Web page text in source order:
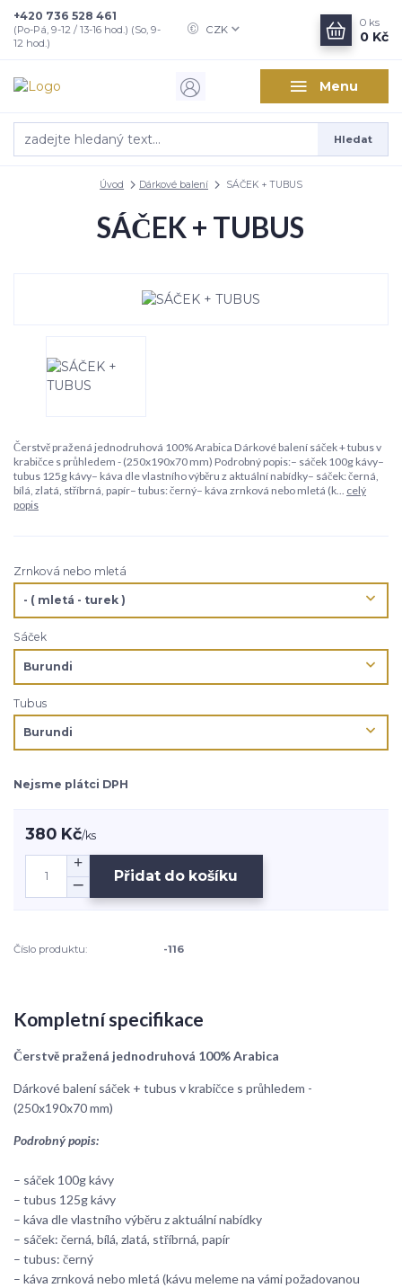
Menu
CZK
Hledat
+420 736 528 461
(Po-Pá, 9-12 / 13-16 hod.) (So, 9-
12 hod.)
0 ks
0 Kč
Úvod Dárkové balení SÁČEK + TUBUS
SÁČEK + TUBUS
Čerstvě pražená jednodruhová 100% Arabica Dárkové balení sáček + tubus v
krabičce s průhledem - (250x190x70 mm) Podrobný popis:– sáček 100g kávy–
tubus 125g kávy– káva dle vlastního výběru z aktuální nabídky– sáček: černá,
bílá, zlatá, stříbrná, papír– tubus: černý– káva zrnková nebo mletá (k... celý
popis
Zrnková nebo mletá
Sáček
Tubus
Nejsme plátci DPH
380 Kč/ks
Přidat do košíku
Číslo produktu: -116
Kompletní specifikace
Čerstvě pražená jednodruhová 100% Arabica
Dárkové balení sáček + tubus v krabičce s průhledem -
(250x190x70 mm)
Podrobný popis:
– sáček 100g kávy
– tubus 125g kávy
– káva dle vlastního výběru z aktuální nabídky
– sáček: černá, bílá, zlatá, stříbrná, papír
– tubus: černý
– káva zrnková nebo mletá (kávu meleme na vámi požadovanou